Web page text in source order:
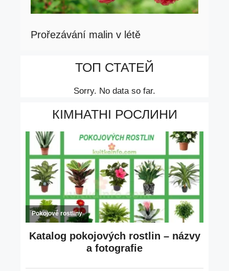
Prořezávání malin v létě
ТОП СТАТЕЙ
Sorry. No data so far.
КІМНАТНІ РОСЛИНИ